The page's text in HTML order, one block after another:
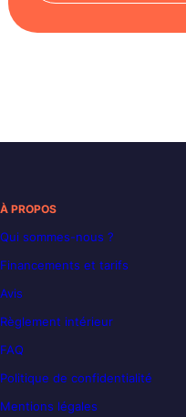
À PROPOS
Qui sommes-nous ?
Financements et tarifs
Avis
Règlement intérieur
FAQ
Politique de confidentialité
Mentions légales